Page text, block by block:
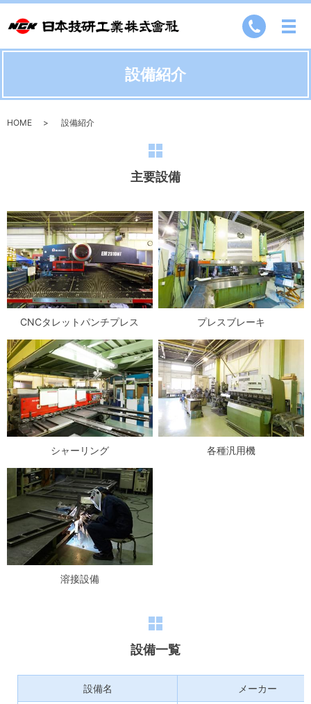
設備紹介
HOME 設備紹介
主要設備
CNCタレットパンチプレス プレスブレーキ
シャーリング 各種汎用機
溶接設備
設備一覧
設備名 メーカー